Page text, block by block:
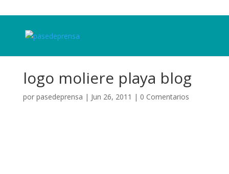
logo moliere playa blog
por pasedeprensa | Jun 26, 2011 | 0 Comentarios